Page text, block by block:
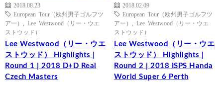
2018.08.23
European Tour（欧州男子ゴルフツ
アー）
Lee Westwood（リー・ウエ
ストウッド）
Lee Westwood（リー・ウエ
ストウッド） Highlights |
Round 1 | 2018 D+D Real
Czech Masters
2018.02.09
European Tour（欧州男子ゴルフツ
アー）
Lee Westwood（リー・ウエ
ストウッド）
Lee Westwood（リー・ウエ
ストウッド） Highlights |
Round 2 | 2018 ISPS Handa
World Super 6 Perth